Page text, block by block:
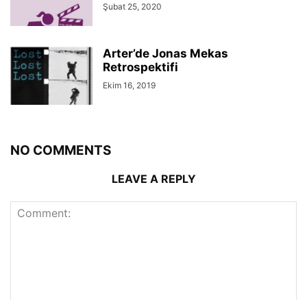
Şubat 25, 2020
Arter’de Jonas Mekas
Retrospektifi
Ekim 16, 2019
NO COMMENTS
LEAVE A REPLY